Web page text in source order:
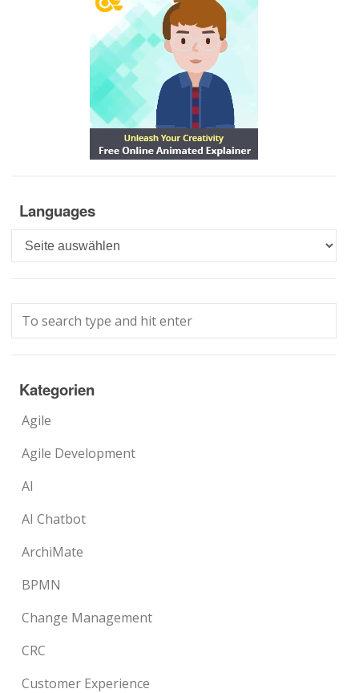
Languages
Languages
Kategorien
Agile
Agile Development
AI
AI Chatbot
ArchiMate
BPMN
Change Management
CRC
Customer Experience